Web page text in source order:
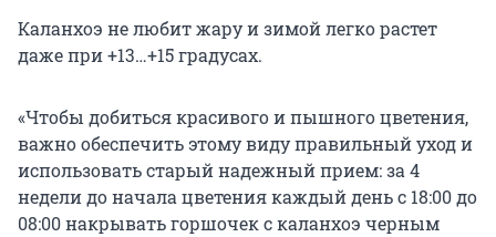
Каланхоэ не любит жару и зимой легко растет
даже при +13…+15 градусах.
«Чтобы добиться красивого и пышного цветения,
важно обеспечить этому виду правильный уход и
использовать старый надежный прием: за 4
недели до начала цветения каждый день с 18:00 до
08:00 накрывать горшочек с каланхоэ черным